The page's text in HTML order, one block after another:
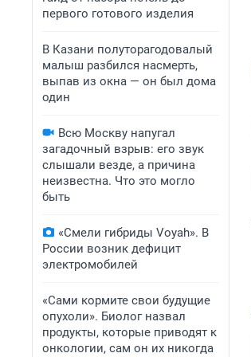
первого готового изделия
В Казани полуторагодовалый
малыш разбился насмерть,
выпав из окна — он был дома
один
Всю Москву напугал
загадочный взрыв: его звук
слышали везде, а причина
неизвестна. Что это могло
быть
«Смели гибриды Voyah». В
России возник дефицит
электромобилей
«Сами кормите свои будущие
опухоли». Биолог назвал
продукты, которые приводят к
онкологии, сам он их никогда